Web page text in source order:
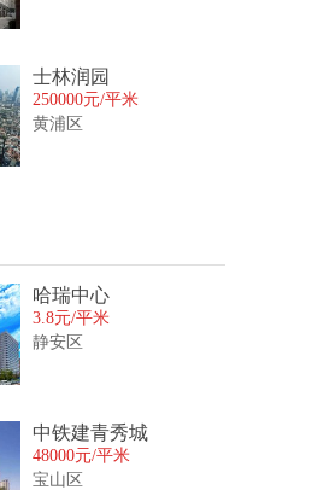
士林润园
250000元/平米
黄浦区
哈瑞中心
3.8元/平米
静安区
中铁建青秀城
48000元/平米
宝山区